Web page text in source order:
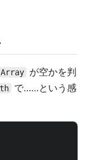
Array
が空かを判
で……という感